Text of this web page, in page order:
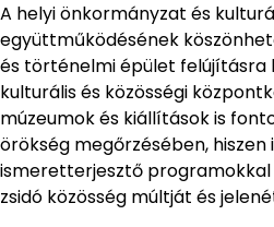
A helyi önkormányzat és
együttműködésének
és történelmi épület felújításra
kulturális és közösségi
múzeumok és kiállítások is
örökség megőrzésében,
ismeretterjesztő
zsidó közösség múltját és